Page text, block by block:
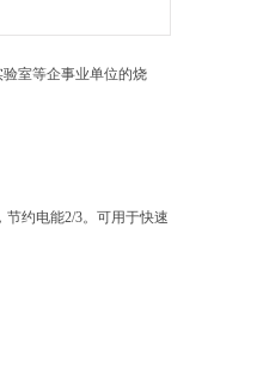
室等企事业单位的烧
约电能2/3。可用于快速